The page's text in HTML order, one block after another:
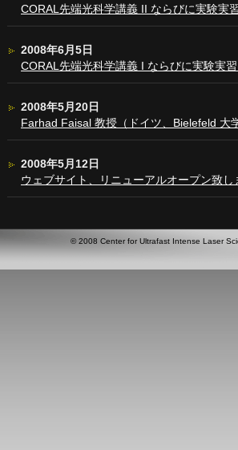
CORAL先端光科学講義 II ならびに実験実
2008年6月5日
CORAL先端光科学講義 I ならびに実験実
2008年5月20日
Farhad Faisal 教授（ドイツ、Bielefeld 大
2008年5月12日
ウェブサイト、リニューアルオープン致し
© 2008 Center for Ultrafast Intense Laser